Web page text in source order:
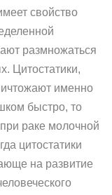
свойство
размножаться
Цитостатики,
именно
быстро, то
раке молочной
цитостатики
на развитие